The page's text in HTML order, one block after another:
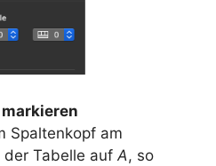
Spaltenkopf am
der Tabelle aufA, so